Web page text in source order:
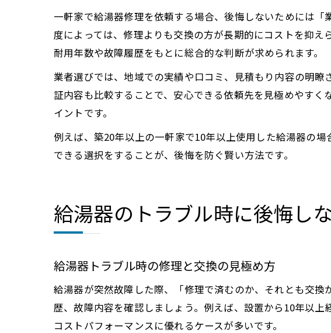
一軒家で給湯器修理を依頼する場合、後悔しないためには
度によっては、修理よりも交換の方が長期的にコストを抑え
耐用年数や故障履歴をもとに総合的な判断が求められます。
業者選びでは、地域での実績や口コミ、見積もり内容の明
証内容も比較することで、安心できる依頼先を見極めやす
イントです。
例えば、築20年以上の一軒家で10年以上使用した給湯器の
できる選択をすることが、後悔を防ぐ賢い方法です。
給湯器のトラブル時に後悔し
給湯器トラブル時の修理と交換の見極め方
給湯器が突然故障した際、「修理で済むのか、それとも交
歴、故障内容を確認しましょう。例えば、設置から10年以
コストパフォーマンスに優れるケースが多いです。